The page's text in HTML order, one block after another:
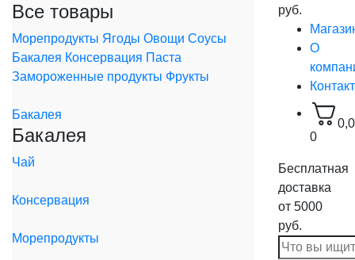
Все товары
Морепродукты Ягоды Овощи Соусы
Бакалея Консервация Паста
Замороженные продукты Фрукты
Бакалея
Бакалея
Чай
Консервация
Морепродукты
руб.
О
0
Бесплатная
доставка
от 5000
руб.